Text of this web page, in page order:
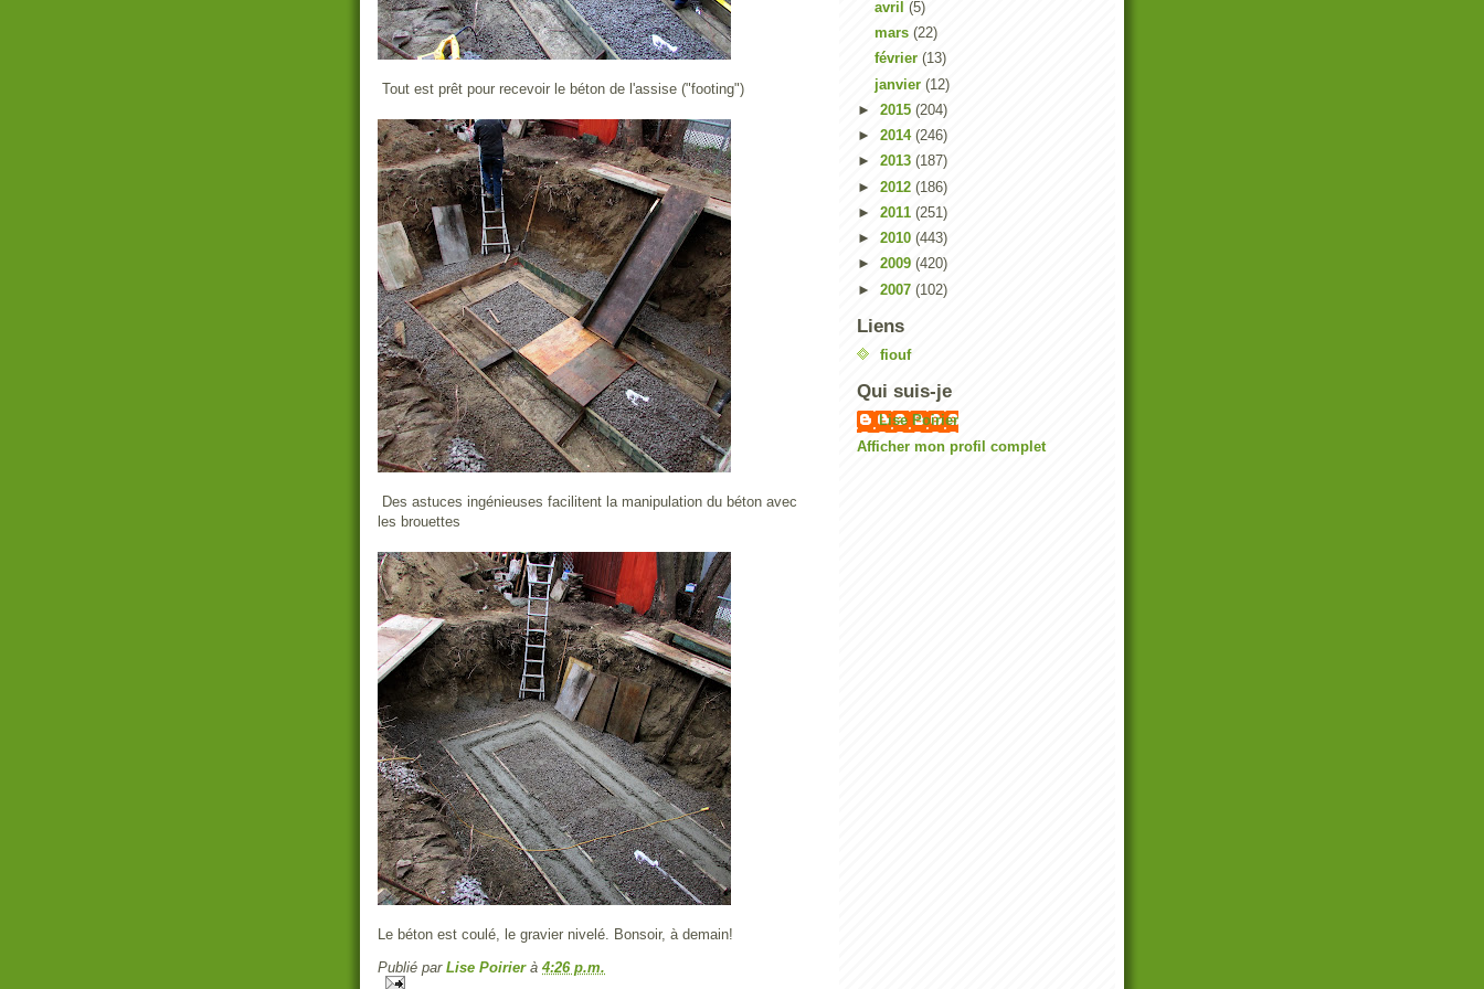
Tout est prêt pour recevoir le béton de l'assise ("footing")
Des astuces ingénieuses facilitent la manipulation du béton avec
les brouettes
Le béton est coulé, le gravier nivelé. Bonsoir, à demain!
Publié par Lise Poirier à 4:26 p.m.
avril (5)
mars (22)
février (13)
janvier (12)
► 2015 (204)
► 2014 (246)
► 2013 (187)
► 2012 (186)
► 2011 (251)
► 2010 (443)
► 2009 (420)
► 2007 (102)
Liens
fiouf
Qui suis-je
Lise Poirier
Afficher mon profil complet